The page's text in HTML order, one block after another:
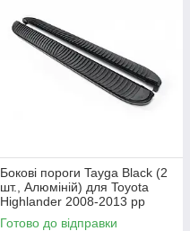
Бокові пороги Tayga Black (2
шт., Алюміній) для Toyota
Highlander 2008-2013 рр
Готово до відправки